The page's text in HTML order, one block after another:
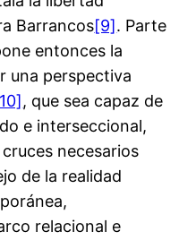
Barrancos[9]. Parte
entonces la
una perspectiva
, que sea capaz de
e interseccional,
necesarios
de la realidad
relacional e